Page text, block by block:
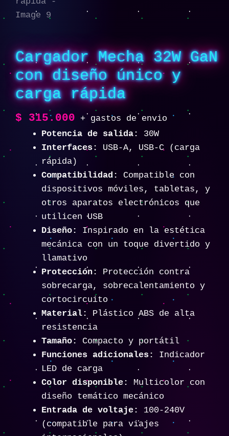
Cargador Mecha 32W GaN
con diseño único y
carga rápida
$ 315.000
+ gastos de envio
Potencia de salida:
30W
Interfaces:
USB-A, USB-C (carga
rápida)
Compatibilidad:
Compatible con
dispositivos móviles, tabletas, y
otros aparatos electrónicos que
utilicen USB
Diseño:
Inspirado en la estética
mecánica con un toque divertido y
llamativo
Protección:
Protección contra
sobrecarga, sobrecalentamiento y
cortocircuito
Material:
Plástico ABS de alta
resistencia
Tamaño:
Compacto y portátil
Funciones adicionales:
Indicador
LED de carga
Color disponible:
Multicolor con
diseño temático mecánico
Entrada de voltaje:
100-240V
(compatible para viajes